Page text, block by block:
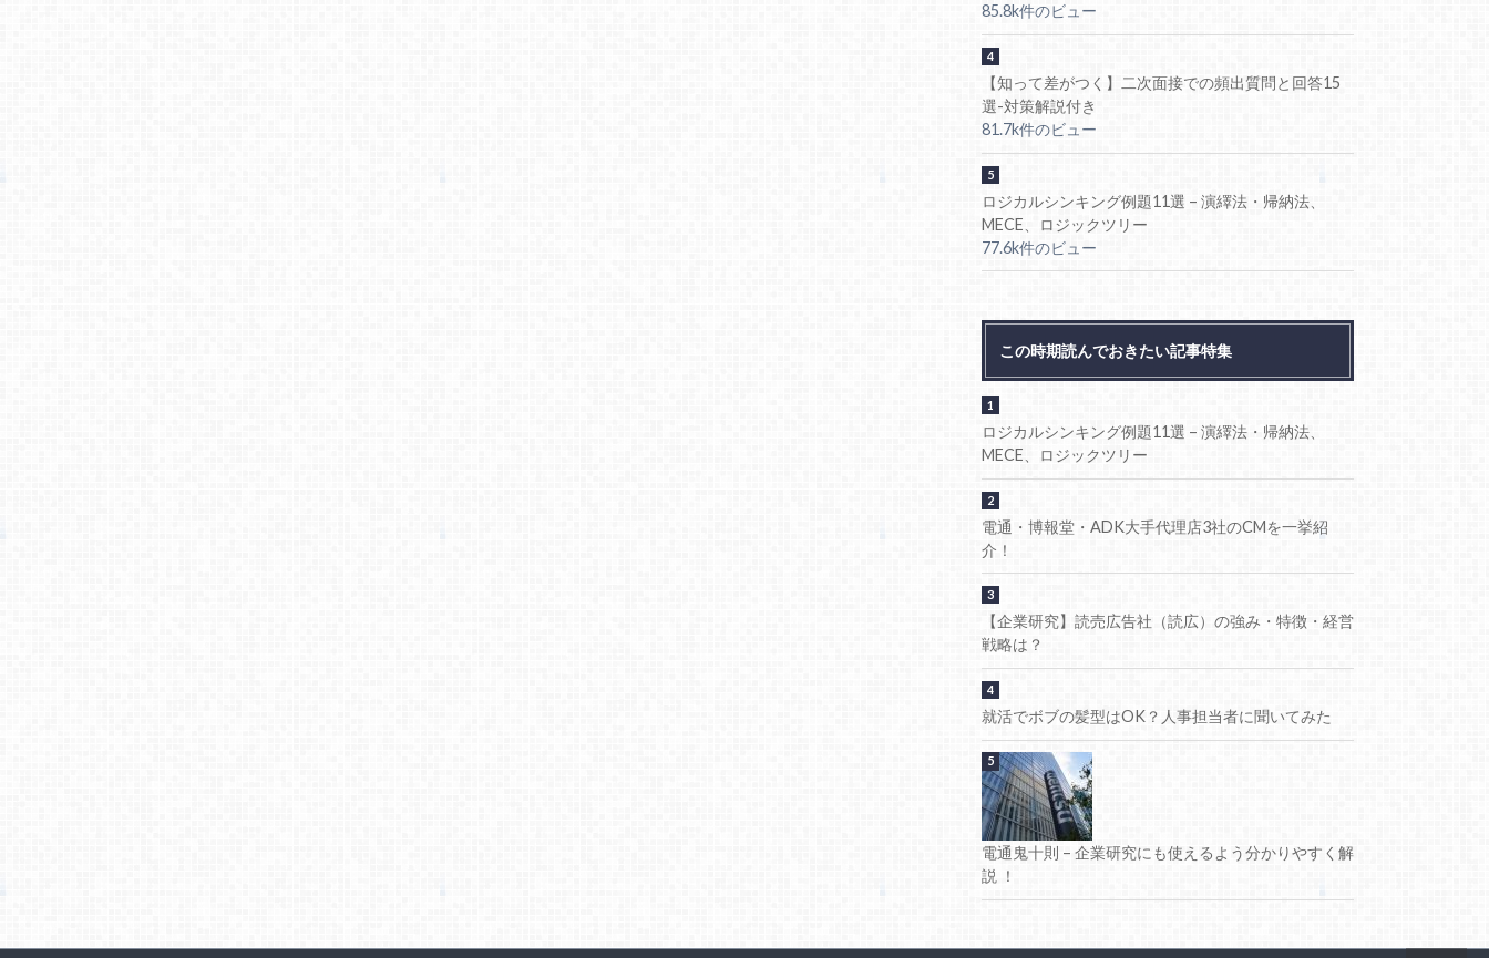
85.8k件のビュー
【知って差がつく】二次面接での頻出質問と回答15
選-対策解説付き
81.7k件のビュー
ロジカルシンキング例題11選 – 演繹法・帰納法、
MECE、ロジックツリー
77.6k件のビュー
この時期読んでおきたい記事特集
ロジカルシンキング例題11選 – 演繹法・帰納法、
MECE、ロジックツリー
電通・博報堂・ADK大手代理店3社のCMを一挙紹
介！
【企業研究】読売広告社（読広）の強み・特徴・経営
戦略は？
就活でボブの髪型はOK？人事担当者に聞いてみた
電通鬼十則 – 企業研究にも使えるよう分かりやすく解
説 ！